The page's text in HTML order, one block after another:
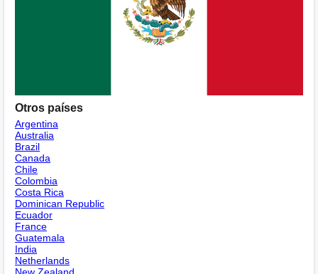
Otros países
Argentina
Australia
Brazil
Canada
Chile
Colombia
Costa Rica
Dominican Republic
Ecuador
France
Guatemala
India
Netherlands